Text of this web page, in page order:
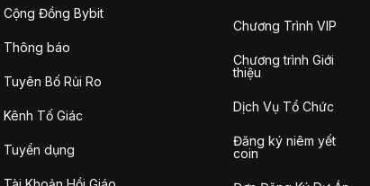
Cộng Đồng Bybit
Thông báo
Tuyên Bố Rủi Ro
Kênh Tố Giác
Tuyển dụng
Chương Trình VIP
Chương trình Giới
thiệu
Dịch Vụ Tổ Chức
Đăng ký niêm yết
coin